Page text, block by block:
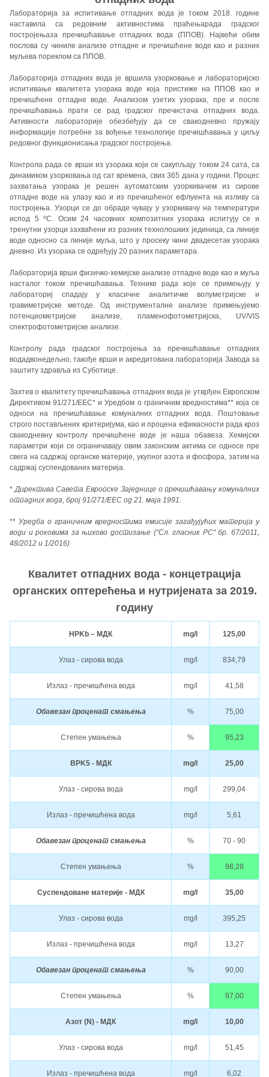
Лабораторија за испитивање отпадних вода је током 2018. године
наставила са редовним активностима праћењарада градског
постројењаза пречишћавање отпадних вода (ППОВ). Највећи обим
послова су чиниле анализе отпадне и пречишћене воде као и разних
муљева пореклом са ППОВ.
Лабораторија отпадних вода је вршила узорковање и лабораторијско
испитивање квалитета узорака воде која пристиже на ППОВ као и
пречишћене отпадне воде. Анализом узетих узорака, пре и после
пречишћавања прати се рад градског пречистача отпадних вода.
Активности лабораторије обезбеђују да се свакодневно пружају
информације потребне за вођење технологије пречишћавања у циљу
редовног функционисања градског постројења.
Контрола рада се врши из узорака који се сакупљају током 24 сата, са
динамиком узорковања од сат времена, свих 365 дана у години. Процес
захватања узорака је решен аутоматским узоркивачем из сирове
отпадне воде на улазу као и из пречишћеног ефлуента на изливу са
постројења. Узорци се до обраде чувају у узоркивачу на температури
испод 5оC. Осим 24 часовних композитних узорака испитују се и
тренутни узорци захваћени из разних технолошких јединица, са линије
воде односно са линије муља, што у просеку чини двадесетак узорака
дневно. Из узорака се одређују 20 разних параметара.
Лабораторија врши физичко-хемијске анализе отпадне воде као и муља
насталог током пречишћавања. Технике рада које се примењују у
лабораториј спадају у класичне аналитичке волуметријске и
гравиметријске методе. Од инструменталне анализе примењујемо
потенциометријске анализе, пламенофотометријска, UV/VIS
спектрофотометријске анализе.
Контролу рада градског постројења за пречишћавање отпадних
водадвонедељно, такође врши и акредитована лабораторија Завода за
заштиту здравља из Суботице.
Захтев о квалитету пречишћавања отпадних вода је утврђен Европском
Директивом 91/271/EEC* и Уредбом о граничним вредностима** која се
односи на пречишћавање комуналних отпадних вода. Поштовање
строго постављених критеријума, као и процена ефикасности рада кроз
свакодневну контролу пречишћене воде је наша обавеза. Хемијски
параметри који се ограничавају овим законским актима се односе пре
свега на садржај органске материје, укупног азота и фосфора, затим на
садржај суспендованих материја.
*Директива Савета Европске Заједнице о пречишћавању комуналних
отпадних вода, број 91/271/EEC од 21. маја 1991.
** Уредба о граничним вредностима емисије загађујућих материја у
води и роковима за њихово достизање ("Сл. гласник РС" бр. 67/2011,
48/2012 и 1/2016)
Квалитет отпадних вода - концетрација
органских оптерећења и нутријената за 2019.
годину
HPKb – МДК mg/l 125,00
Улаз - сирова вода mg/l 834,79
Излаз - пречишћена вода mg/l 41,58
Обавезан проценат смањења % 75,00
Степен умањења % 95,23
BPK5 - МДК mg/l 25,00
Улаз - сирова вода mg/l 299,04
Излаз - пречишћена вода mg/l 5,61
Обавезан проценат смањења % 70 - 90
Степен умањења % 98,28
Суспендоване материје - МДК mg/l 35,00
Улаз - сирова вода mg/l 395,25
Излаз - пречишћена вода mg/l 13,27
Обавезан проценат смањења % 90,00
Степен умањења % 97,00
Азот (N) - МДК mg/l 10,00
Улаз - сирова вода mg/l 51,45
Излаз - пречишћена вода mg/l 6,02